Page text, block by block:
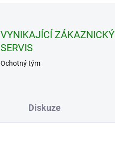
VYNIKAJÍCÍ ZÁKAZNICKÝ
SERVIS
Ochotný tým
Diskuze